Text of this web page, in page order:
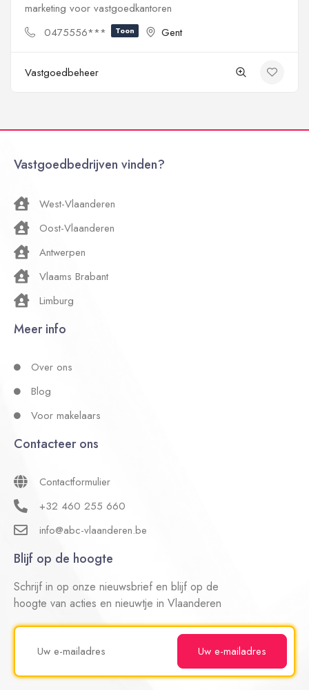
marketing voor vastgoedkantoren
0475556***
Toon Gent
Vastgoedbeheer
Vastgoedbedrijven vinden?
West-Vlaanderen
Oost-Vlaanderen
Antwerpen
Vlaams Brabant
Limburg
Meer info
Over ons
Blog
Voor makelaars
Contacteer ons
Contactformulier
+32 460 255 660
info@abc-vlaanderen.be
Blijf op de hoogte
Schrijf in op onze nieuwsbrief en blijf op de
hoogte van acties en nieuwtje in Vlaanderen